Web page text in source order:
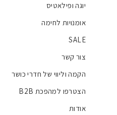
יוגה ופילאטיס
אומנויות לחימה
SALE
צור קשר
הקמה וליווי של חדרי כושר
הצטרפו למהפכת B2B
אודות